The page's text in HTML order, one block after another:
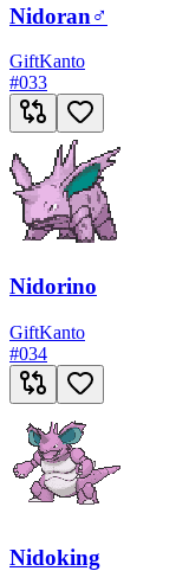
Nidoran♂
GiftKanto
#033
Nidorino
GiftKanto
#034
Nidoking